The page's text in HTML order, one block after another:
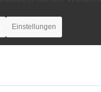
Einstellungen